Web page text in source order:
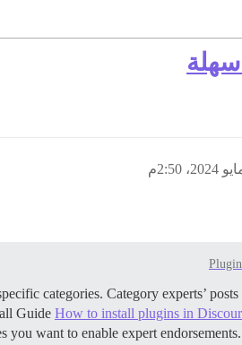
سهلة
Plugin
categories. Category experts’
Guide How to install plugins in
you want to enable expert